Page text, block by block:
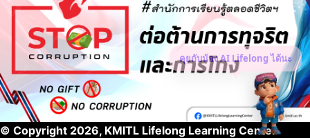
© Copyright 2026, KMITL Lifelong Learning Center